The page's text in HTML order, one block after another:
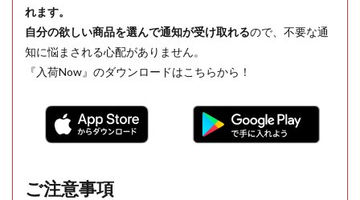
れます。
自分の欲しい商品を選んで通知が受け取れるので、不要な通
知に悩まされる心配がありません。
『入荷Now』のダウンロードはこちらから！
ご注意事項